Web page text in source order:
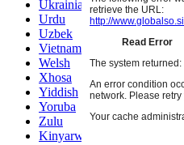
Ukrainian
Urdu
Uzbek
Vietnamese
Welsh
Xhosa
Yiddish
Yoruba
Zulu
Kinyarwanda